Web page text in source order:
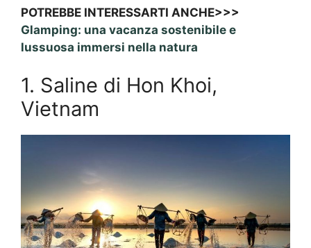
POTREBBE INTERESSARTI ANCHE>>>
Glamping: una vacanza sostenibile e
lussuosa immersi nella natura
1. Saline di Hon Khoi,
Vietnam